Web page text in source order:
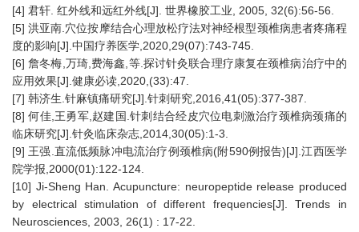
[4] 君轩. 红外线和远红外线[J]. 世界橡胶工业, 2005, 32(6):56-56.
[5] 洪亚南.穴位按摩结合心理放松疗法对神经根型颈椎病患者疼痛程
度的影响[J].中国疗养医学,2020,29(07):743-745.
[6] 詹冬梅,万琦,费海鑫,等.探讨针灸联合理疗康复在颈椎病治疗中的
应用效果[J].健康必读,2020,(33):47.
[7] 韩济生.针麻镇痛研究[J].针刺研究,2016,41(05):377-387.
[8] 何佳,王勇军,赵建国.针刺结合经皮穴位电刺激治疗颈椎病颈痛的
临床研究[J].针灸临床杂志,2014,30(05):1-3.
[9] 王强.直流低频脉冲电流治疗例颈椎病(附590例报告)[J].江西医学
院学报,2000(01):122-124.
[10] Ji-Sheng Han. Acupuncture: neuropeptide release produced
by electrical stimulation of different frequencies[J]. Trends in
Neurosciences, 2003, 26(1) : 17-22.